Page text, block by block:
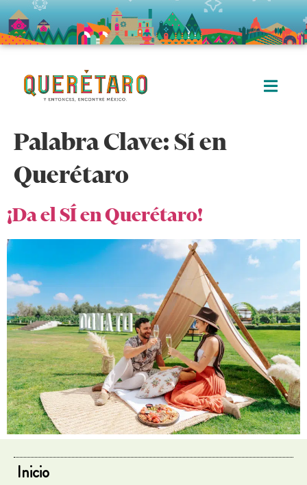
Palabra Clave:Sí en
Querétaro
¡Da el SÍ en Querétaro!
Inicio